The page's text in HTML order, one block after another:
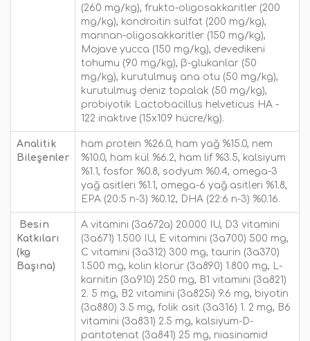
(260 mg/kg), frukto-oligosakkaritler (200
mg/kg), kondroitin sülfat (200 mg/kg),
mannan-oligosakkaritler (150 mg/kg),
Mojave yucca (150 mg/kg), devedikeni
tohumu (90 mg/kg), β-glukanlar (50
mg/kg), kurutulmuş ana otu (50 mg/kg),
kurutulmuş deniz topalak (50 mg/kg),
probiyotik Lactobacillus helveticus HA -
122 inaktive (15x109 hücre/kg).
Analitik
Bileşenler
ham protein %26.0, ham yağ %15.0, nem
%10.0, ham kül %6.2, ham lif %3.5, kalsiyum
%1.1, fosfor %0.8, sodyum %0.4, omega-3
yağ asitleri %1.1, omega-6 yağ asitleri %1.8,
EPA (20:5 n-3) %0.12, DHA (22:6 n-3) %0.16.
Besin
Katkıları
(kg
Başına)
A vitamini (3a672a) 20.000 IU, D3 vitamini
(3a671) 1.500 IU, E vitamini (3a700) 500 mg,
C vitamini (3a312) 300 mg, taurin (3a370)
1.500 mg, kolin klorür (3a890) 1.800 mg, L-
karnitin (3a910) 250 mg, B1 vitamini (3a821)
2. 5 mg, B2 vitamini (3a825i) 9.6 mg, biyotin
(3a880) 3.5 mg, folik asit (3a316) 1. 2 mg, B6
vitamini (3a831) 2.5 mg, kalsiyum-D-
pantotenat (3a841) 25 mg, niasinamid